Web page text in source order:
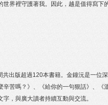
界裡守護著我。因此，越是值得寫
出版超過120本書籍。金鐘沅是一位
苦嗎？》、《給你的一句狠話》、《
，與廣大讀者持續互動與交流。